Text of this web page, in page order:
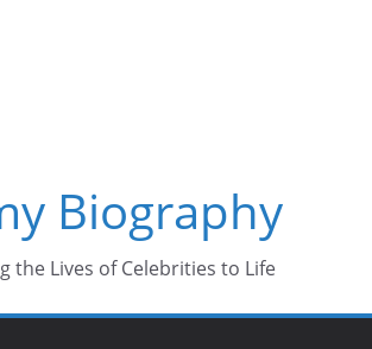
Biography
the Lives of Celebrities to Life